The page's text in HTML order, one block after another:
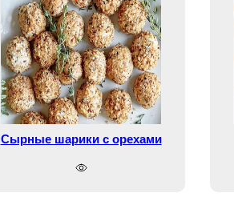
Сырные шарики с орехами